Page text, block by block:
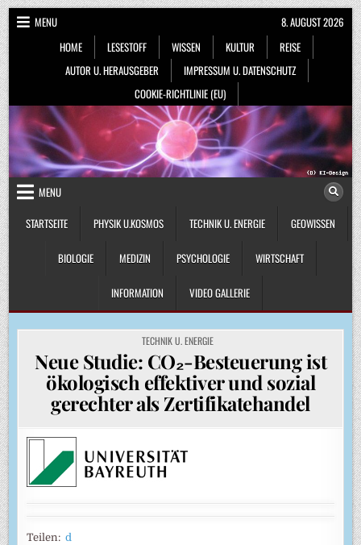
Skip
to
content
MENU
HOME
LESESTOFF WISSEN KULTUR
REISE
AUTOR U. HERAUSGEBER
IMPRESSUM U. DATENSCHUTZ
COOKIE-RICHTLINIE (EU)
8. AUGUST 2026
MENU
STARTSEITE
PHYSIK U.KOSMOS TECHNIK U. ENERGIE GEOWISSEN
BIOLOGIE MEDIZIN PSYCHOLOGIE WIRTSCHAFT
INFORMATION VIDEO GALLERIE
POSTED
IN
TECHNIK U. ENERGIE
Neue Studie: CO₂-Besteuerung ist
ökologisch effektiver und sozial
gerechter als Zertifikatehandel
Teilen:d